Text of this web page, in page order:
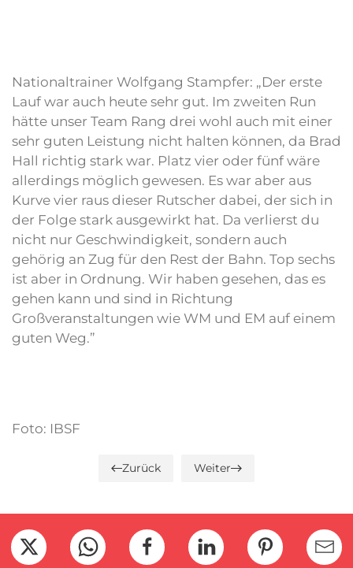
Nationaltrainer Wolfgang Stampfer: „Der erste
Lauf war auch heute sehr gut. Im zweiten Run
hätte unser Team Rang drei wohl auch mit einer
sehr guten Leistung nicht halten können, da Brad
Hall richtig stark war. Platz vier oder fünf wäre
allerdings möglich gewesen. Es war aber aus
Kurve vier raus dieser Rutscher dabei, der sich in
der Folge stark ausgewirkt hat. Da verlierst du
nicht nur Geschwindigkeit, sondern auch
gehörig an Zug für den Rest der Bahn. Top sechs
ist aber in Ordnung. Wir haben gesehen, das es
gehen kann und sind in Richtung
Großveranstaltungen wie WM und EM auf einem
guten Weg.”
Foto: IBSF
Zurück Weiter